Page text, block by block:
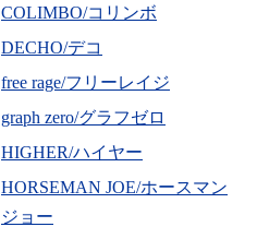
COLIMBO/コリンボ
DECHO/デコ
free rage/フリーレイジ
graph zero/グラフゼロ
HIGHER/ハイヤー
HORSEMAN JOE/ホースマン
ジョー